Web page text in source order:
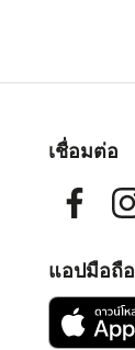
เชื่อมต่อ
แอปมือถื